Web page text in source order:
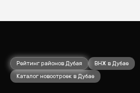
Рейтинг районов Дубая
ВНЖ в Дубае
Каталог новостроек в Дубае